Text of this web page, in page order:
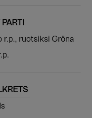
r.p., ruotsiksi Gröna